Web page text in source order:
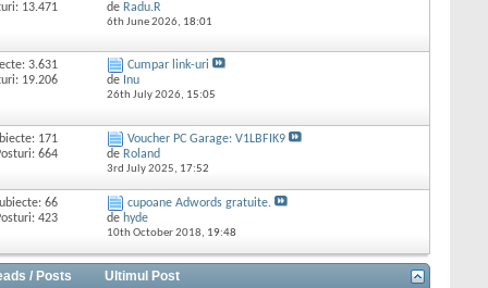
13.471
de Radu.R
6th June 2026, 18:01
3.631
19.206
Cumpar link-uri
de Inu
26th July 2026, 15:05
171
664
Voucher PC Garage: V1LBFIK9
de Roland
3rd July 2025, 17:52
66
423
cupoane Adwords gratuite.
de hyde
10th October 2018, 19:48
/ Posts
Ultimul Post